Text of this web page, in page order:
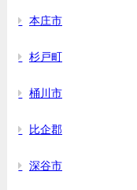
本庄市
杉戸町
桶川市
比企郡
深谷市